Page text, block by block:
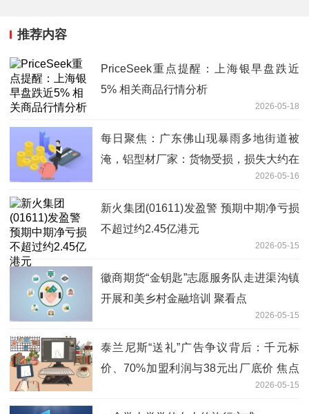
推荐内容
PriceSeek重点提醒：上海银早盘跌近
5% 相关商品行情分析
2026-05-18
每日聚焦：广东佛山现暴雨多地街道被
淹，铝型材厂家：货物受损，损失大约在
2026-05-16
新火集团(01611)发盈警 预期中期净亏损
不超过约2.45亿港元
2026-05-15
徽商期货“金钥匙”志愿服务队走进渠沟镇
开展和美乡村金融培训 聚看点
2026-05-15
泰兰尼斯“送礼”广告争议背后：千元标
价、70%加盟利润与38元出厂底价 焦点
2026-05-15